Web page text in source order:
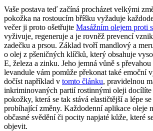
Vaše postava teď začíná procházet velkými
pokožka na rostoucím bříšku vyžaduje
večer ji proto ošetřujte Masážním olejem proti
vyživuje, regeneruje a je rovněž prevencí
zadečku a prsou. Základ tvoří mandlový a
o olej z pšeničných klíčků, který obsahuje
E, železa a zinku. Jeho jemná vůně s
levandule vám pomůže překonat také emoční
dočíst například v tomto článku, pravidelnou
inkriminovaných partií rostinnými oleji docílíte
pokožky, která se tak stává elastičtější a lépe
probíhající změny. Každodenní aplikace oleje
občasné svědění či pocity napjaté kůže, které
objevit.